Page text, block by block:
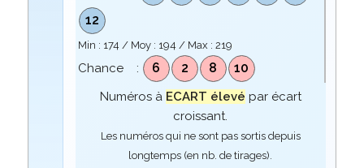
12
Min : 174 / Moy : 194 / Max : 219
Chance : 6 2 8 10
Numéros à ECART élevé par écart
croissant.
Les numéros qui ne sont pas sortis depuis
longtemps (en nb. de tirages).